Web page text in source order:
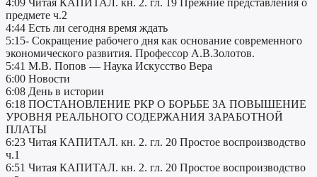
4:09 Читая КАПИТАЛ. кн. 2. гл. 19 Прежние представления о
предмете ч.2
4:44 Есть ли сегодня время ждать
5:15- Сокращение рабочего дня как основание современного
экономического развития. Профессор А.В.Золотов.
5:41 М.В. Попов — Наука Искусство Вера
6:00 Новости
6:08 День в истории
6:18 ПОСТАНОВЛЕНИЕ РКР О БОРЬБЕ ЗА ПОВЫШЕНИЕ
УРОВНЯ РЕАЛЬНОГО СОДЕРЖАНИЯ ЗАРАБОТНОЙ
ПЛАТЫ
6:23 Читая КАПИТАЛ. кн. 2. гл. 20 Простое воспроизводство
ч.1
6:51 Читая КАПИТАЛ. кн. 2. гл. 20 Простое воспроизводство